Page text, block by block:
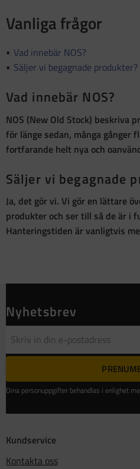
Vanliga frågor
Vad innebär NOS?
Säljer vi begagnade produkter?
Vad innebär NOS?
NOS (New Old Stock) beskriva
för länge sedan, många gånger
fortfarande helt nya och
Säljer vi begagnade
Ja, det gör vi. Vi gör en lättare
produkter och ser till så de är i
Hanteringstiden är vanligtvis
Nyhetsbrev
Dina personuppgifter behandlas i enlighet
Kundservice
Kontakta oss